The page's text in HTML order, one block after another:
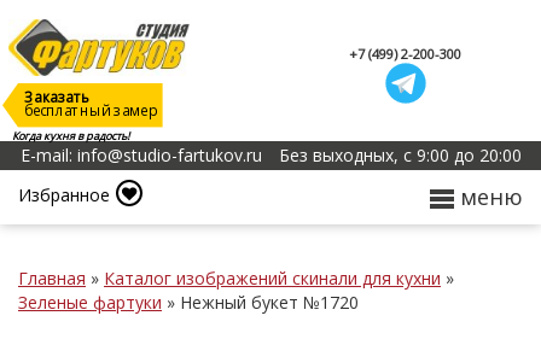
Когда кухня в радость!
Заказать
бесплатный замер
+7 (499) 2-200-300
E-mail: info@studio-fartukov.ru
Без выходных, с 9:00 до 20:00
Избранное
меню
Главная » Каталог изображений скинали для кухни »
Зеленые фартуки » Нежный букет №1720